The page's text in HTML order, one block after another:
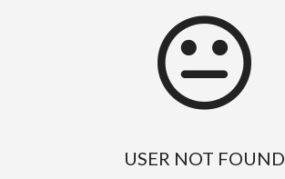
USER NOT FOUND